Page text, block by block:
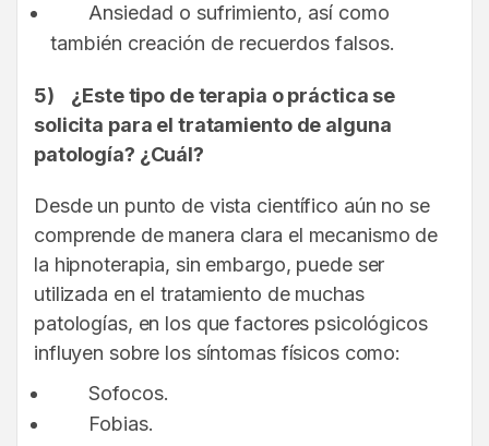
Ansiedad o sufrimiento, así como
también creación de recuerdos falsos.
5) ¿Este tipo de terapia o práctica se
solicita para el tratamiento de alguna
patología? ¿Cuál?
Desde un punto de vista científico aún no se
comprende de manera clara el mecanismo de
la hipnoterapia, sin embargo, puede ser
utilizada en el tratamiento de muchas
patologías, en los que factores psicológicos
influyen sobre los síntomas físicos como:
Sofocos.
Fobias.